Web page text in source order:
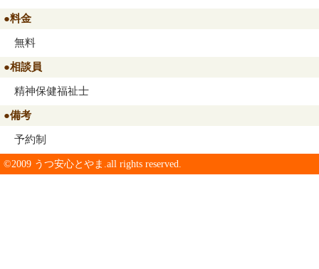
●料金
無料
●相談員
精神保健福祉士
●備考
予約制
©2009 うつ安心とやま.all rights reserved.